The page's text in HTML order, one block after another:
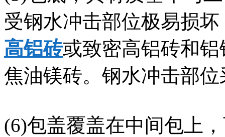
受钢水冲击部位极易损
高铝砖或致密高铝砖和
焦油镁砖。钢水冲击部
(6)包盖覆盖在中间包上